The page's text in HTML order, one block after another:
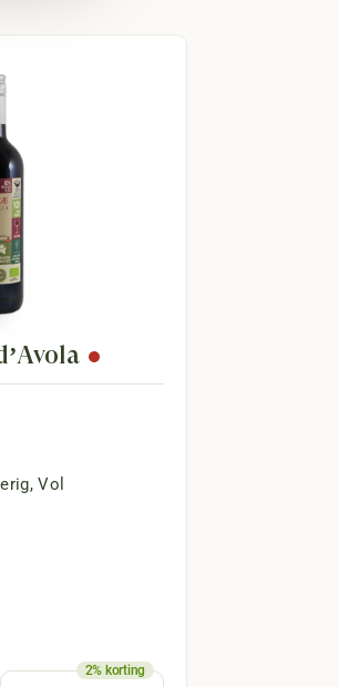
heeft van Quinta Da
in elke slok van hun
Tawny tot de
als dessertwijn
rijpe witte vruchten.
voor liefhebbers van
florale noten in de
aan kwaliteit
,Vol